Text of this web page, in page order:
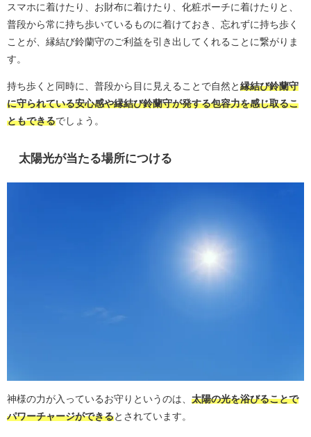
スマホに着けたり、お財布に着けたり、化粧ポーチに着けたりと、
普段から常に持ち歩いているものに着けておき、忘れずに持ち歩く
ことが、縁結び鈴蘭守のご利益を引き出してくれることに繋がりま
す。
持ち歩くと同時に、普段から目に見えることで自然と 縁結び鈴蘭守
に守られている安心感や縁結び鈴蘭守が発する包容力を感じ取るこ
ともできるでしょう。
太陽光が当たる場所につける
神様の力が入っているお守りというのは、 太陽の光を浴びることで
パワーチャージができるとされています。